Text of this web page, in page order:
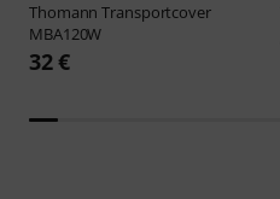
ThomannTransportcover
MBA120W
32 €